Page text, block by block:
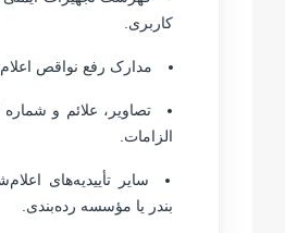
کاربری.
مدارک رفع نواقص
تصاویر، علائم و
الزامات.
سایر تأییدیه‌های
بندر یا مؤسسه رده‌بندی.